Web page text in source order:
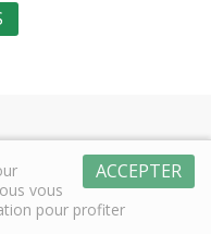
ACCEPTER
vous
pour profiter